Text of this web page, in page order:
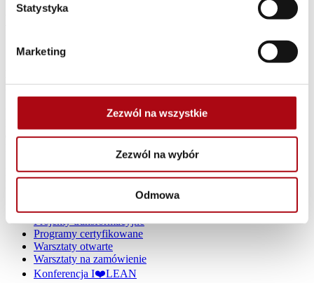
Statystyka
Marketing
Zezwól na wszystkie
Zezwól na wybór
Odmowa
Dziękujemy za wysłanie formularza
Polska Sp. z o.o.
ul. Klecińska 123, 54-413 Wrocław,
dla Wrocławia-Fabrycznej we Wrocławiu.
Kapitał zakładowy: 100 000 zł
NIP: 898-209-88-02
Oferta
Projekty transformacyjne
Programy certyfikowane
Warsztaty otwarte
Warsztaty na zamówienie
Konferencja I❤️LEAN